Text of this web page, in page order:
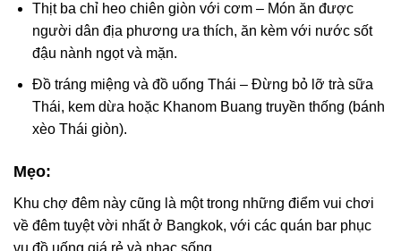
Thịt ba chỉ heo chiên giòn với cơm – Món ăn được
người dân địa phương ưa thích, ăn kèm với nước sốt
đậu nành ngọt và mặn.
Đồ tráng miệng và đồ uống Thái – Đừng bỏ lỡ trà sữa
Thái, kem dừa hoặc Khanom Buang truyền thống (bánh
xèo Thái giòn).
Mẹo:
Khu chợ đêm này cũng là một trong những điểm vui chơi
về đêm tuyệt vời nhất ở Bangkok, với các quán bar phục
vụ đồ uống giá rẻ và nhạc sống.